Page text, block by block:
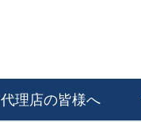
代理店の皆様へ